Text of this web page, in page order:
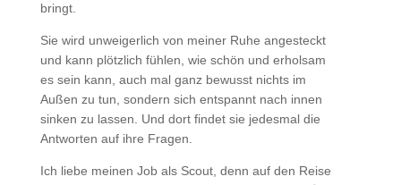
bringt.
Sie wird unweigerlich von meiner Ruhe angesteckt
und kann plötzlich fühlen, wie schön und erholsam
es sein kann, auch mal ganz bewusst nichts im
Außen zu tun, sondern sich entspannt nach innen
sinken zu lassen. Und dort findet sie jedesmal die
Antworten auf ihre Fragen.
Ich liebe meinen Job als Scout, denn auf den Reise